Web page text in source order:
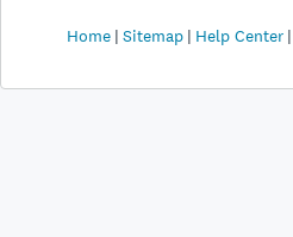
Home Sitemap Help Center